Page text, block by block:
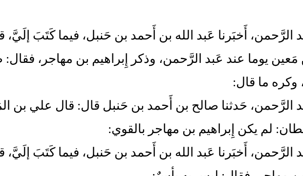
الرَّحمن، أَخبَرنا عَبد الله بن أَحمد بن حَنبل، فيما كَتَبَ
يوما عند عَبد الرَّحمن، وذكر إِبراهيم بن مهاجر،
وكره ما قال:
الرَّحمن، حَدثنا صالح بن أَحمد بن حَنبل قال: قال علي بن
لم يكن إِبراهيم بن مهاجر بالقوي:
الرَّحمن، أَخبَرنا عَبد الله بن أَحمد بن حَنبل، فيما كَتَبَ